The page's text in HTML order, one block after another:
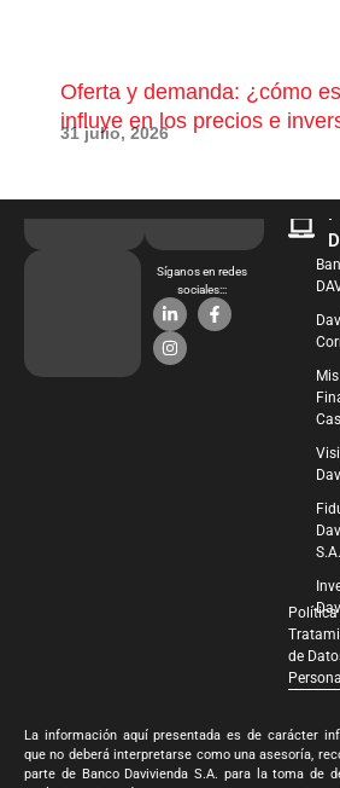
Oferta y demanda: ¿cómo
influye en los precios e
31 julio, 2026
Síganos en redes
sociales:::
Mis
S.A.
Política
de
La información aquí presentada es de carácter
que no deberá interpretarse como una asesoría,
parte de Banco Davivienda S.A. para la toma de